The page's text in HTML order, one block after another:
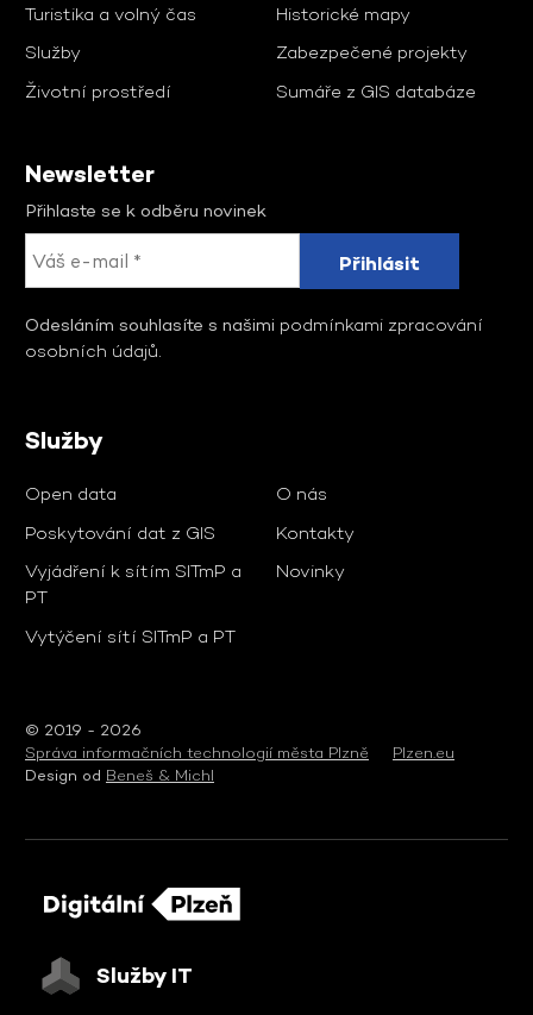
Turistika a volný čas
Služby
Životní prostředí
Historické mapy
Zabezpečené projekty
Sumáře z GIS databáze
Newsletter
Přihlaste se k odběru novinek
Odesláním souhlasíte s našimi podmínkami zpracování
osobních údajů.
Služby
Open data
Poskytování dat z GIS
Vyjádření k sítím SITmP a
PT
Vytýčení sítí SITmP a PT
O nás
Kontakty
Novinky
© 2019 - 2026
Správa informačních technologií města Plzně
Plzen.eu
Design od Beneš & Michl
Služby IT